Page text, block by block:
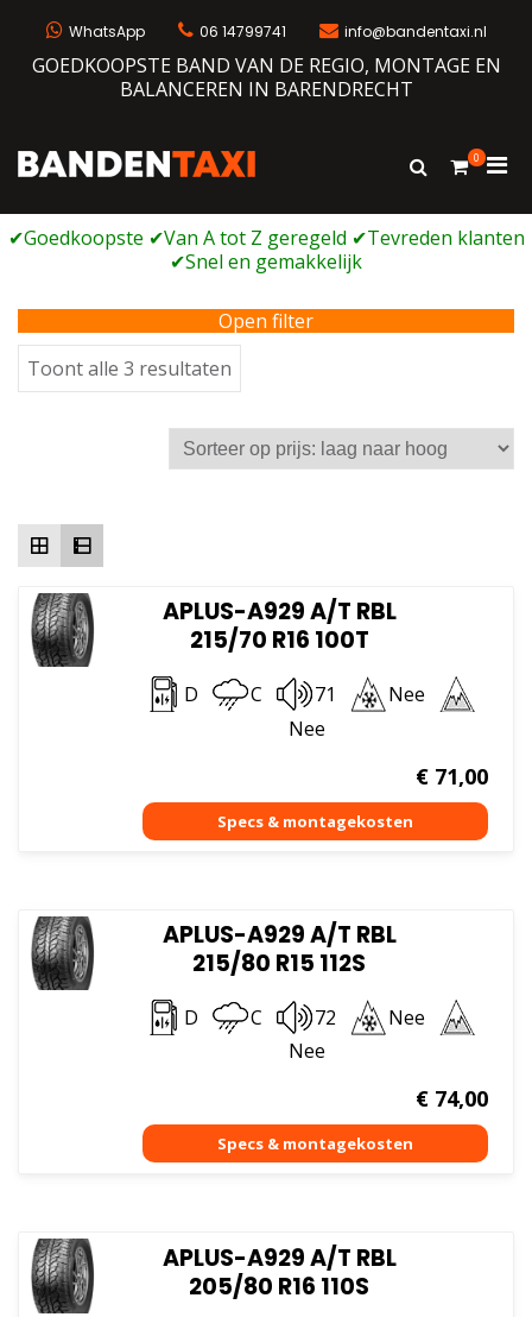
WhatsApp 06 14799741 info@bandentaxi.nl
GOEDKOOPSTE BAND VAN DE REGIO, MONTAGE EN
BALANCEREN IN BARENDRECHT
Bandengarage met eigen webshop
Toon
0
voor
Open filter
Toont alle 3 resultaten
op
prijs:
laag
APLUS-A929 A/T RBL
215/70 R16 100T
D C 71
Nee
Nee
€71,00
APLUS-A929 A/T RBL
215/80 R15 112S
D C 72
Nee
Nee
€74,00
APLUS-A929 A/T RBL
205/80 R16 110S